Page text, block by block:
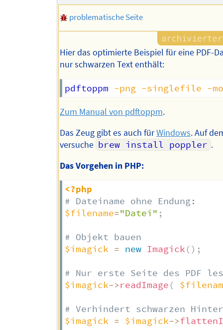
problematische Seite
Hier das optimierte Beispiel für eine PDF-
nur schwarzen Text enthält:
pdftoppm -png -singlefile -
Zum Manual von pdftoppm.
Das Zeug gibt es auch fürWindows. Auf
versuche brew install poppler .
Das Vorgehen in PHP:
<?php
# Dateiname ohne Endung:
$filename="Datei" ;
# Objekt bauen
$imagick = new Imagick () ;
# Nur erste Seite des PDF
$imagick->readImage (
# Verhindert schwarzen
$imagick = $imagick->